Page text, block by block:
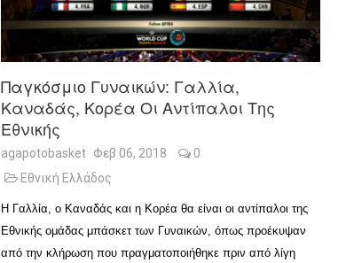
Παγκόσμιο Γυναικών: Γαλλία,
Καναδάς, Κορέα Οι Αντίπαλοι Της
Εθνικής
agapotobasket Φεβ 06, 2018
0
Εθνική Ελλάδος
Η Γαλλία, ο Καναδάς και η Κορέα θα είναι οι αντίπαλοι της
Εθνικής ομάδας μπάσκετ των Γυναικών, όπως προέκυψαν
από την κλήρωση που πραγματοποιήθηκε πριν από λίγη